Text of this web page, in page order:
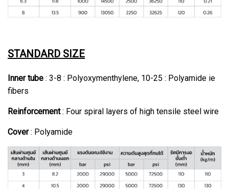
STANDARD SIZE
Inner tube : 3-8 : Polyoxymenthylene, 10-25 : Polyamide ie
fibers
Reinforcement: Four spiral layers of high tensile steel wire
Cover: Polyamide